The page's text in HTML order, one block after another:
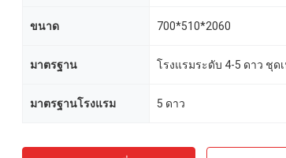
ขนาด 700*510*2060
มาตรฐาน
มาตรฐานโรงแรม 5 ดาว